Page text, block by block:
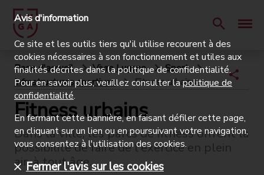
Page d'accueil Vivre Lugano
Sport
Infrastructures sportives
Fitness urbains
Fitness urbains
Dans la ville, les parcs de fitness offrent la
possibilité de faire de l'exercice en plein
air, à tout âge.
Avis d'information
Ce site et les outils tiers qu'il utilise recourent à des
cookies nécessaires à son fonctionnement et utiles aux
finalités décrites dans la politique de confidentialité.
Pour en savoir plus, veuillez consulter lapolitique de
confidentialité.
En fermant cette bannière, en faisant défiler cette page,
en cliquant sur un lien ou en poursuivant votre navigation,
vous consentez à l'utilisation des cookies.
Fermer l'avis sur les cookies